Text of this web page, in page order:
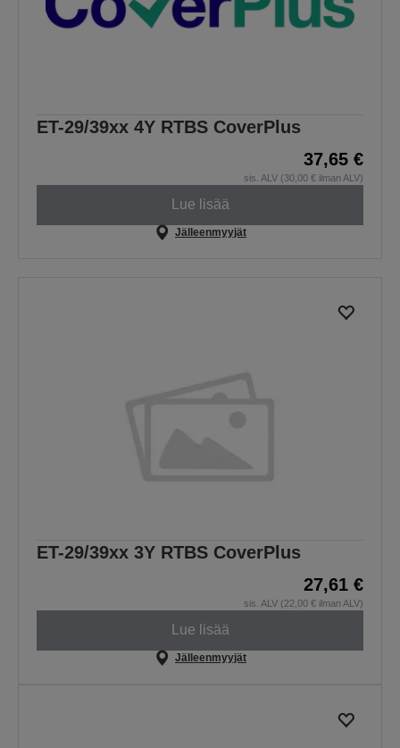
ET-29/39xx 4Y RTBS CoverPlus
37,65 €
sis. ALV (30,00 € ilman ALV)
Lue lisää
Jälleenmyyjät
ET-29/39xx 3Y RTBS CoverPlus
27,61 €
sis. ALV (22,00 € ilman ALV)
Lue lisää
Jälleenmyyjät